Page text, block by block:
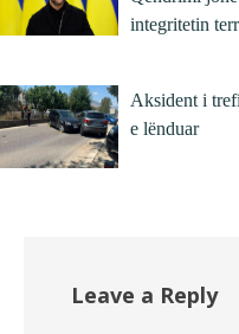
integritetin
Aksident i
e lënduar
Leave a Reply